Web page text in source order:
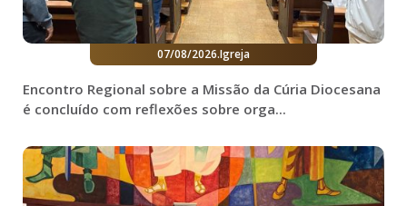
07/08/2026.Igreja
Encontro Regional sobre a Missão da Cúria Diocesana
é concluído com reflexões sobre orga...